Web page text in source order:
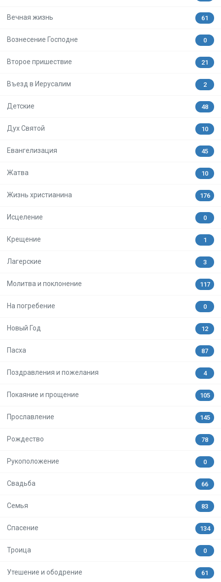
Вечная жизнь 61
Вознесение Господне 0
Второе пришествие 21
Въезд в Иерусалим 2
Детские 48
Дух Святой 10
Евангелизация 45
Жатва 10
Жизнь христианина 176
Исцеление 0
Крещение 1
Лагерские 3
Молитва и поклонение 117
На погребение 0
Новый Год 12
Пасха 87
Поздравления и пожелания 4
Покаяние и прощение 105
Прославление 145
Рождество 78
Рукоположение 0
Свадьба 66
Семья 83
Спасение 134
Троица 0
Утешение и ободрение 61